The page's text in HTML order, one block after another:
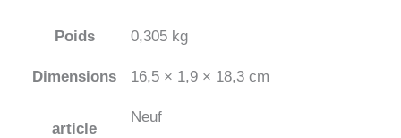
Poids 0,305 kg
Dimensions 16,5 × 1,9 × 18,3 cm
article
Neuf